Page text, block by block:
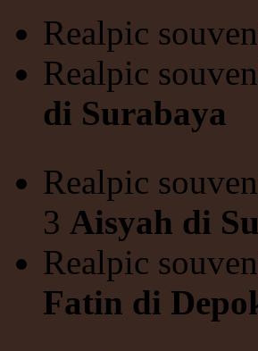
Realpic
Realpic
di Surabaya
Realpic
3 Aisyah di
Realpic
Fatin di